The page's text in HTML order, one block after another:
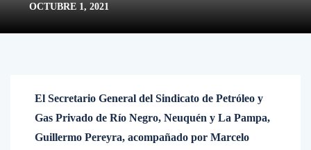
OCTUBRE 1, 2021
El Secretario General del Sindicato de Petróleo y
Gas Privado de Río Negro, Neuquén y La Pampa,
Guillermo Pereyra, acompañado por Marcelo